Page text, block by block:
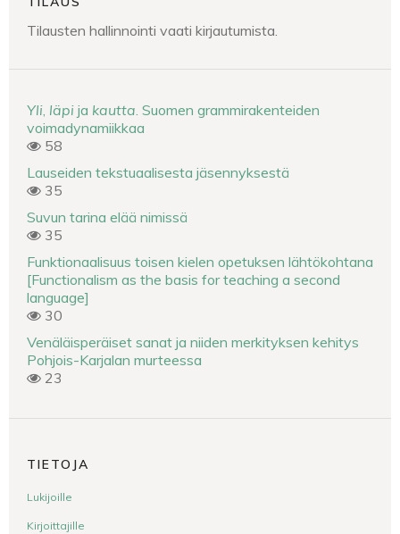
Tilausten hallinnointi vaati kirjautumista.
Yli läpi ja kautta . Suomen grammirakenteiden
voimadynamiikkaa
58
Lauseiden tekstuaalisesta jäsennyksestä
35
Suvun tarina elää nimissä
35
Funktionaalisuus toisen kielen opetuksen lähtökohtana
[Functionalism as the basis for teaching a second
language]
30
Venäläisperäiset sanat ja niiden merkityksen kehitys
Pohjois-Karjalan murteessa
23
TIETOJA
Lukijoille
Kirjoittajille